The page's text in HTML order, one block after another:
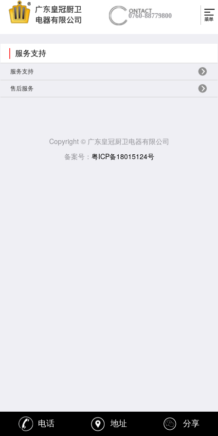
0760-88779800
服务支持
服务支持
售后服务
Copyright © 广东皇冠厨卫电器有限公司
备案号： 粤ICP备18015124号
电话 地址 分享